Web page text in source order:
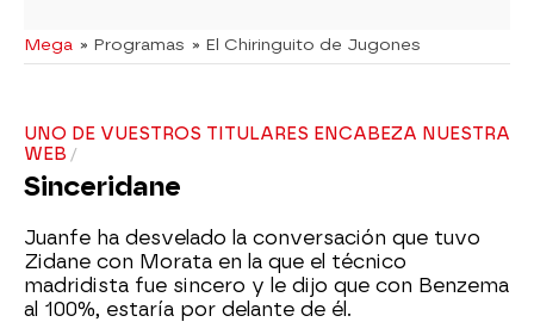
Mega » Programas » El Chiringuito de Jugones
UNO DE VUESTROS TITULARES ENCABEZA NUESTRA
WEB
Sinceridane
Juanfe ha desvelado la conversación que tuvo
Zidane con Morata en la que el técnico
madridista fue sincero y le dijo que con Benzema
al 100%, estaría por delante de él.